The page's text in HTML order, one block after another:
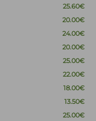
25.60€
20.00€
24.00€
20.00€
25.00€
22.00€
18.00€
13.50€
25.00€